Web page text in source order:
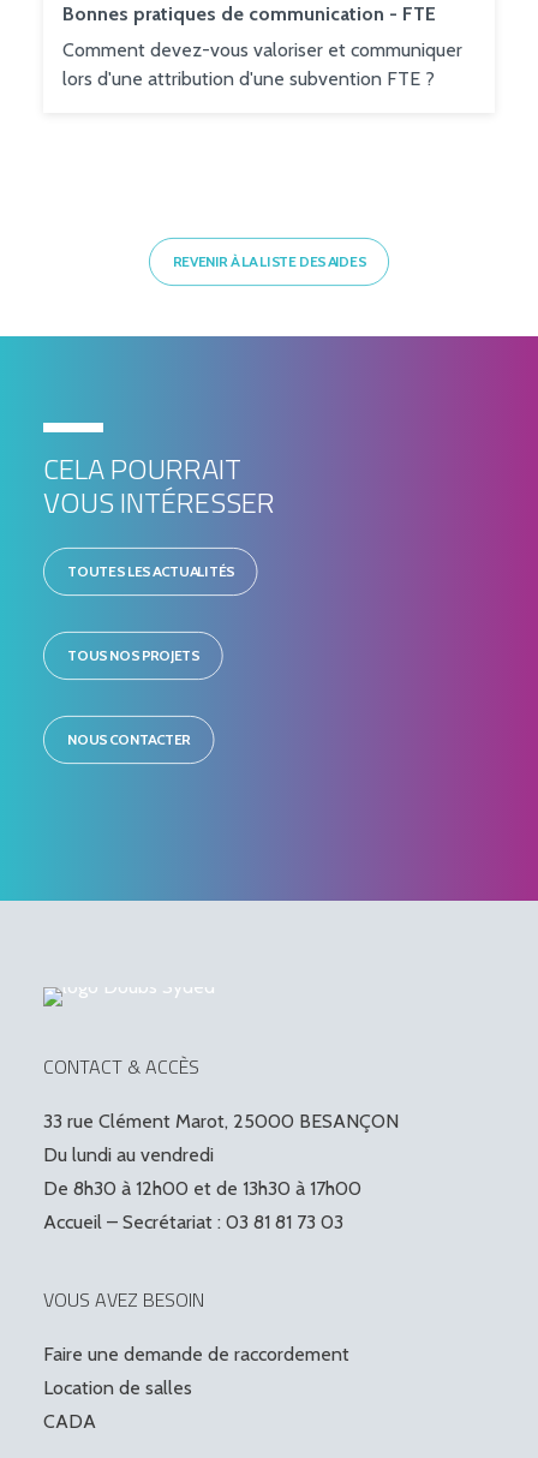
Bonnes pratiques de communication - FTE
Comment devez-vous valoriser et communiquer
lors d'une attribution d'une subvention FTE ?
REVENIR À LA LISTE DES AIDES
CELA POURRAIT
VOUS INTÉRESSER
TOUTES LES ACTUALITÉS
TOUS NOS PROJETS
NOUS CONTACTER
CONTACT & ACCÈS
33 rue Clément Marot, 25000 BESANÇON
Du lundi au vendredi
De 8h30 à 12h00 et de 13h30 à 17h00
Accueil – Secrétariat : 03 81 81 73 03
VOUS AVEZ BESOIN
Faire une demande de raccordement
Location de salles
CADA